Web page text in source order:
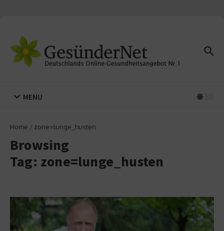
MENU
Home / zone=lunge_husten
Browsing
Tag: zone=lunge_husten